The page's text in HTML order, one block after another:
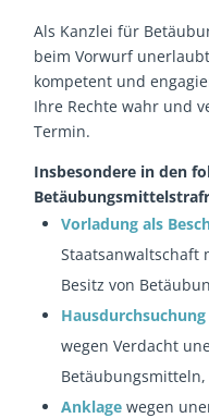
Als Kanzlei für
beim Vorwurf
kompetent und
Ihre Rechte wahr und
Termin.
Insbesondere in den
Vorladung als
Staatsanwaltschaft
Besitz von
Hausdurchsuchung
wegen Verdacht
Betäubungsmitteln,
Anklage wegen